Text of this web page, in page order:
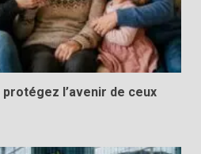
l’avenir de ceux